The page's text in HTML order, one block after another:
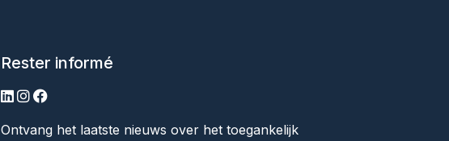
Rester informé
LinkedIn
Instagram
Facebook
Ontvang het laatste nieuws over het toegankelijk